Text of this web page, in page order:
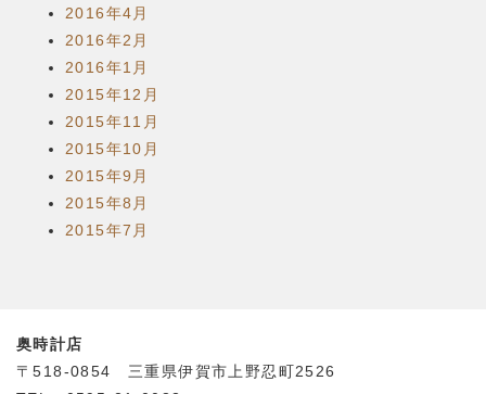
2016年4月
2016年2月
2016年1月
2015年12月
2015年11月
2015年10月
2015年9月
2015年8月
2015年7月
奥時計店
〒518-0854 三重県伊賀市上野忍町2526